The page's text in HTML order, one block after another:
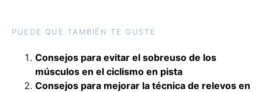
PUEDE QUE TAMBIÉN TE GUSTE
Consejos para evitar el sobreuso de los
músculos en el ciclismo en pista
Consejos para mejorar la técnica de relevos en